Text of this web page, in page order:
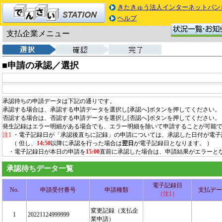
きたきゅう法人インターネットバ
ヘルプ
支払企業メニュー
■申請の承認／選択
承認待ちの申請データは下記の通りです。
承認する場合は、承認する申請データを選択し[承認へ]ボタンを押してください。
否認する場合は、否認する申請データを選択し[否認へ]ボタンを押してください。
発生記録はエラー明細がある場合でも、エラー明細を除いて申請することが可能
注1 ・電子記録日が「承認後直ちに記録」の申請については、承認した日付が電
（ 但し、 14:50以降に承認を行った場合は翌日 が電子記録日となります。 ）
・電子記録日が本日の申請を15:00直前に承認した場合は、申請結果がエラーと
承認待ちデータ一覧
No. 申請受付番号 申請種類
電子記録日
（注1）
支払デ
1 20221124999999
変更記録（支払企
業申請）